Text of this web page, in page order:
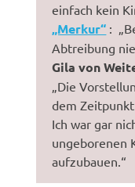
einfach kein
„Merkur“ :
Abtreibung
Gila von
„Die
dem
Ich war gar
ungeborenen
aufzubauen.“